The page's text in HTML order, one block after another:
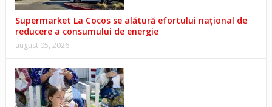
Supermarket La Cocos se alătură efortului național de
reducere a consumului de energie
august 05, 2026